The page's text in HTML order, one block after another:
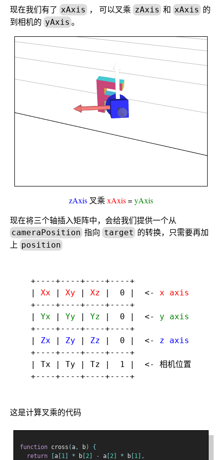
现在我们有了 xAxis ， 可以叉乘 zAxis 和 xAxis 的
到相机的 yAxis 。
zAxis 叉乘 xAxis=yAxis
现在将三个轴插入矩阵中，会给我们提供一个从
cameraPosition 指向 target 的转换，只需要再加
上 position
+----+----+----+----+
| Xx | Xy | Xz |  0 |  <- x axis
+----+----+----+----+
| Yx | Yy | Yz |  0 |  <- y axis
+----+----+----+----+
| Zx | Zy | Zz |  0 |  <- z axis
+----+----+----+----+
| Tx | Ty | Tz |  1 |  <- 相机位置
这是计算叉乘的代码
function cross (a, b)
{
return
a 1 * b 2 - a 2 * b 1 ],